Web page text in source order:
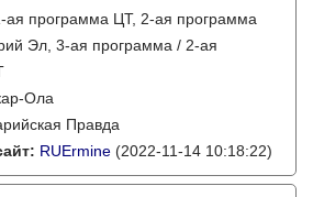
ая программа ЦТ, 2-ая программа
Эл, 3-ая программа / 2-ая
Ола
Правда
RUErmine (2022-11-14 10:18:22)